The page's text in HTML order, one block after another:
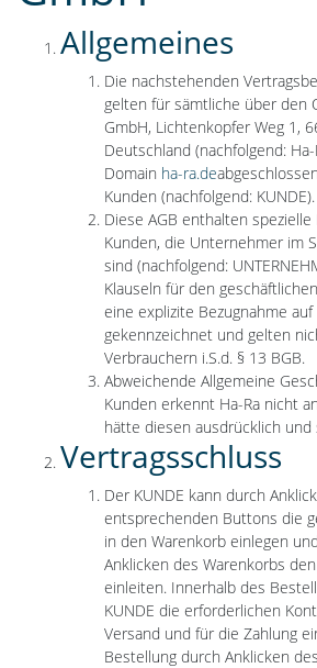
Allgemeines
Die nachstehenden
gelten für sämtliche über den
GmbH, Lichtenkopfer Weg 1,
Deutschland (nachfolgend:
Domain ha-ra.de
Kunden (nachfolgend: KUNDE).
Diese AGB enthalten spezielle
Kunden, die Unternehmer im
sind (nachfolgend:
Klauseln für den
eine explizite Bezugnahme auf
gekennzeichnet und gelten
Verbrauchern i.S.d. § 13 BGB.
Abweichende Allgemeine
Kunden erkennt Ha-Ra nicht
hätte diesen ausdrücklich
Vertragsschluss
Der KUNDE kann durch
entsprechenden Buttons die
in den Warenkorb einlegen
Anklicken des Warenkorbs
einleiten. Innerhalb des
KUNDE die erforderlichen
Versand und für die Zahlung
Bestellung durch Anklicken